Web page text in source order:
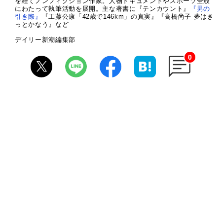
にわたって執筆活動を展開。主な著書に『テンカウント』
『男の
引き際』
『工藤公康「42歳で146km」の真実』『高橋尚子 夢はき
っとかなう』など
デイリー新潮編集部
0